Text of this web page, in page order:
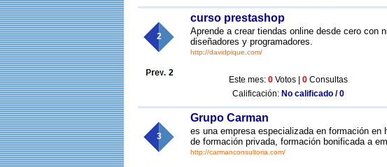
2
2
curso prestashop
Aprende a crear tiendas online desde cero con
diseñadores y programadores.
http://davidpique.com/
Este mes: 0 Votos | 0 Consultas
Calificación: No calificado / 0
3
Grupo Carman
es una empresa especializada en formación
de formación privada, formación bonificada a
http://carmanconsultoria.com/